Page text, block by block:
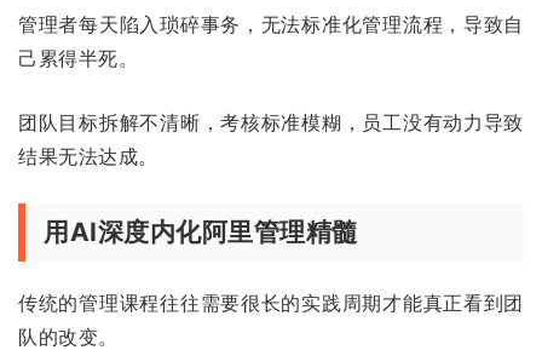
管理者每天陷入琐碎事务，无法标准化管理流程，导致自
己累得半死。
团队目标拆解不清晰，考核标准模糊，员工没有动力导致
结果无法达成。
用AI深度内化阿里管理精髓
传统的管理课程往往需要很长的实践周期才能真正看到团
队的改变。